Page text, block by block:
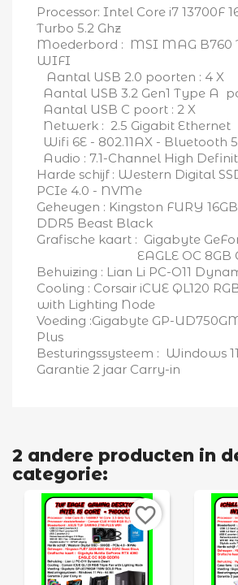
Processor: Intel Core i7 13700F
Turbo 5.2 Ghz
Moederbord : MSI MAG
WIFI
Aantal USB 2.0 poorten : 4 X
Aantal USB 3.2 Gen1 Type A
Aantal USB C poort : 2 X
Netwerk : 2.5 Gigabit Ethernet
Wifi 6E - 802.11AX - Bluetooth
Audio : 7.1-Channel High
Harde schijf : Western Digital
PCIe 4.0 - NVMe
Geheugen : Kingston FURY
DDR5 Beast Black
Grafische kaart : Gigabyte
EAGLE OC 8GB
Behuizing : Lian Li PC-O11
Cooling : Corsair iCUE QL120
with Lighting Node
Voeding :Gigabyte GP-
Plus
Besturingssysteem : Windows
Garantie 2 jaar Carry-in
2 andere producten in
categorie:
favorite_border
Maak een